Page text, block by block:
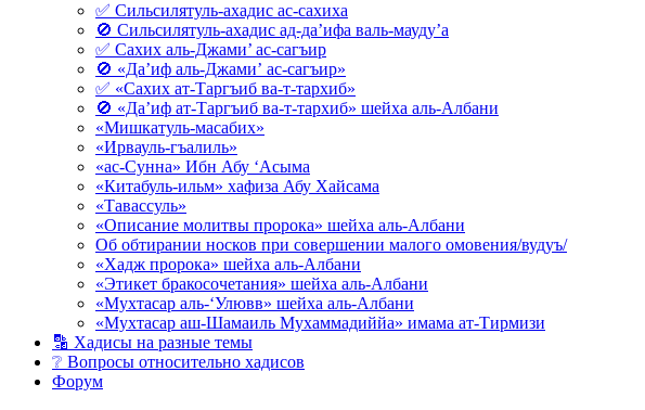
✅ Сильсилятуль-ахадис ас-сахиха
🚫 Сильсилятуль-ахадис ад-да’ифа валь-мауду’а
✅ Сахих аль-Джами’ ас-сагъир
🚫 «Да’иф аль-Джами’ ас-сагъир»
✅ «Сахих ат-Таргъиб ва-т-тархиб»
🚫 «Да’иф ат-Таргъиб ва-т-тархиб» шейха аль-Албани
«Мишкатуль-масабих»
«Ирвауль-гъалиль»
«ас-Сунна» Ибн Абу ‘Асыма
«Китабуль-ильм» хафиза Абу Хайсама
«Тавассуль»
«Описание молитвы пророка» шейха аль-Албани
Об обтирании носков при совершении малого омовения/вудуъ/
«Хадж пророка» шейха аль-Албани
«Этикет бракосочетания» шейха аль-Албани
«Мухтасар аль-‘Улювв» шейха аль-Албани
«Мухтасар аш-Шамаиль Мухаммадиййа» имама ат-Тирмизи
🔡 Хадисы на разные темы
❔ Вопросы относительно хадисов
Форум